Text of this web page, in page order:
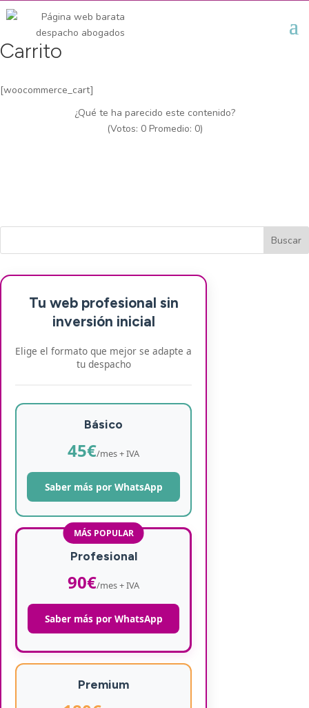
Carrito
[woocommerce_cart]
¿Qué te ha parecido este contenido?
(Votos: 0Promedio: 0)
Tu web profesional sin
inversión inicial
Elige el formato que mejor se adapte a
tu despacho
Básico
45€/mes + IVA
Saber más por WhatsApp
MÁS POPULAR
Profesional
90€/mes + IVA
Saber más por WhatsApp
Premium